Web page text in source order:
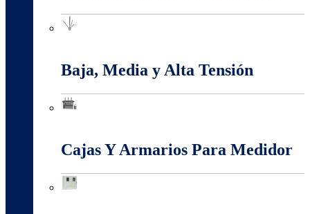
Baja, Media y Alta Tensión
Cajas Y Armarios Para Medidor